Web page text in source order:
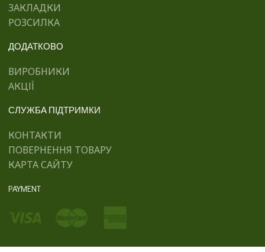
ЗАКЛАДКИ
РОЗСИЛКА
ДОДАТКОВО
ВИРОБНИКИ
АКЦІЇ
СЛУЖБА ПІДТРИМКИ
КОНТАКТИ
ПОВЕРНЕННЯ ТОВАРУ
КАРТА САЙТУ
PAYMENT